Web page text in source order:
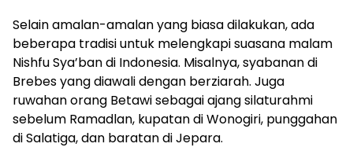
Selain amalan-amalan yang biasa dilakukan, ada
beberapa tradisi untuk melengkapi suasana malam
Nishfu Sya’ban di Indonesia. Misalnya, syabanan di
Brebes yang diawali dengan berziarah. Juga
ruwahan orang Betawi sebagai ajang silaturahmi
sebelum Ramadlan, kupatan di Wonogiri, punggahan
di Salatiga, dan baratan di Jepara.